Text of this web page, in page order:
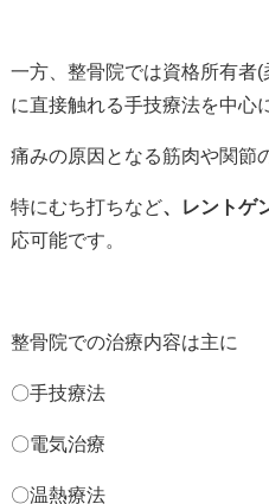
一方、整骨院では資格所有者
に直接触れる手技療法を中心
痛みの原因となる筋肉や関節
特にむち打ちなど、レントゲ
応可能です。
整骨院での治療内容は主に
〇手技療法
〇電気治療
〇温熱療法